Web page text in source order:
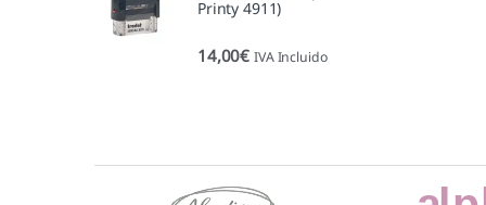
Printy 4911)
14,00€ IVA Incluido
Marcas De Carrusel